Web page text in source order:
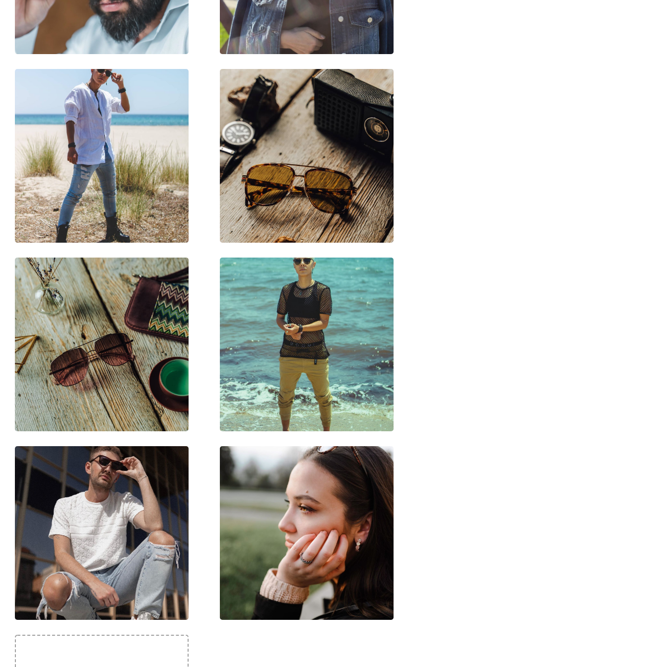
Poids:
200 g
Plaquettes de nez ajustables:
Oui
Charnière à ressort:
Oui
Accessoires
Étui:
Oui
Tissu de nettoyage:
Sexe:
Unisex
Catégorie:
Marque:
Persol
Utilisation:
Mode
Code:
PO2483S 513/58 52
Disponible avec correction:
Non